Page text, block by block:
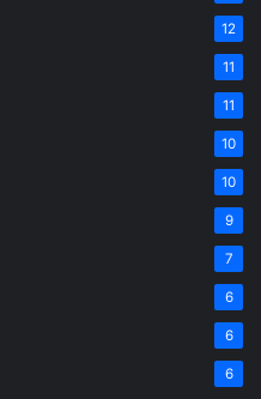
12
11
11
10
10
9
7
6
6
6